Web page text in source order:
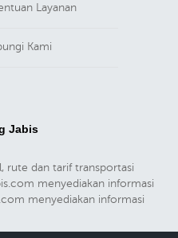
Layanan
Kami
Jabis
rute dan tarif transportasi
menyediakan informasi
menyediakan informasi